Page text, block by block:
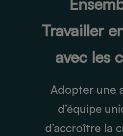
Travailler
avec les
Adopter une
d’équipe
d’accroître la